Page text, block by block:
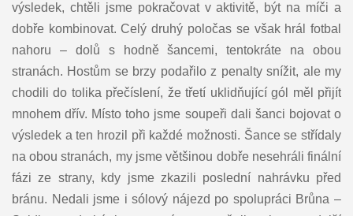
výsledek, chtěli jsme pokračovat v aktivitě, být na míči a
dobře kombinovat. Celý druhý poločas se však hrál fotbal
nahoru – dolů s hodně šancemi, tentokráte na obou
stranách. Hostům se brzy podařilo z penalty snížit, ale my
chodili do tolika přečíslení, že třetí uklidňující gól měl přijít
mnohem dřív. Místo toho jsme soupeři dali šanci bojovat o
výsledek a ten hrozil při každé možnosti. Šance se střídaly
na obou stranách, my jsme většinou dobře nesehráli finální
fázi ze strany, kdy jsme zkazili poslední nahrávku před
bránu. Nedali jsme i sólový nájezd po spolupráci Brůna –